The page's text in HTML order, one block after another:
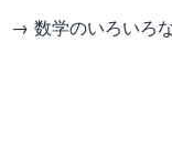
→ 数学のいろいろ